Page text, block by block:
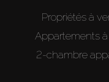
Propriétés à
Appartements
2-chambre